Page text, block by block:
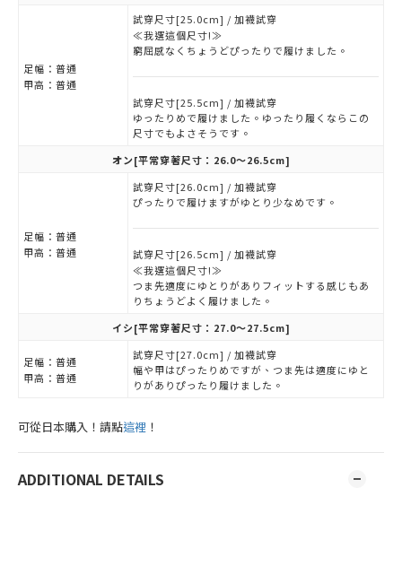
足幅： 普通
甲高： 普通
試穿尺寸[25.0cm] / 加襪試穿
≪我選這個尺寸!≫
窮屈感なくちょうどぴったりで履けました。
試穿尺寸[25.5cm] / 加襪試穿
ゆったりめで履けました。ゆったり履くならこの
尺寸でもよさそうです。
オン[平常穿著尺寸：26.0～26.5cm]
足幅： 普通
甲高： 普通
試穿尺寸[26.0cm] / 加襪試穿
ぴったりで履けますがゆとり少なめです。
試穿尺寸[26.5cm] / 加襪試穿
≪我選這個尺寸!≫
つま先適度にゆとりがありフィットする感じもあ
りちょうどよく履けました。
イシ[平常穿著尺寸：27.0～27.5cm]
足幅： 普通
甲高： 普通
試穿尺寸[27.0cm] / 加襪試穿
幅や甲はぴったりめですが、つま先は適度にゆと
りがありぴったり履けました。
可從日本購入！請點這裡 ！
ADDITIONAL DETAILS